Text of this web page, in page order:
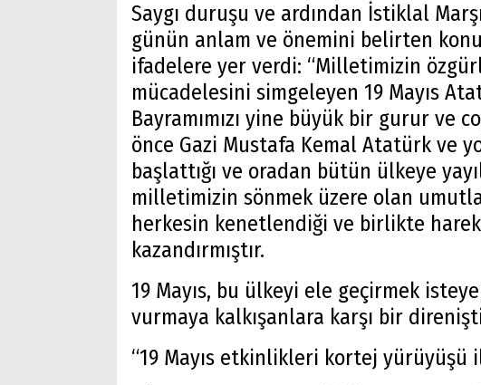
Saygı duruşu ve ardından İstiklal
günün anlam ve önemini belirten
ifadelere yer verdi: “Milletimizin
mücadelesini simgeleyen 19 Mayıs
Bayramımızı yine büyük bir gurur ve
önce Gazi Mustafa Kemal Atatürk ve
başlattığı ve oradan bütün ülkeye
milletimizin sönmek üzere olan
herkesin kenetlendiği ve birlikte
kazandırmıştır.
19 Mayıs, bu ülkeyi ele geçirmek
vurmaya kalkışanlara karşı bir
“19 Mayıs etkinlikleri kortej yürüyüşü